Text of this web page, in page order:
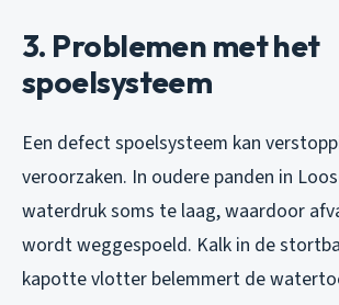
3. Problemen met het
spoelsysteem
Een defect spoelsysteem kan
veroorzaken. In oudere panden in
waterdruk soms te laag, waardoor
wordt weggespoeld. Kalk in de
kapotte vlotter belemmert de